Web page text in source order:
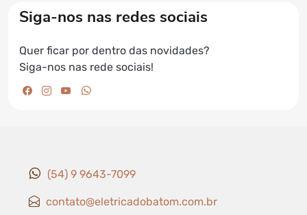
Siga-nos nas redes sociais
Quer ficar por dentro das novidades?
Siga-nos nas rede sociais!
facebook da Elétrica do Batom
instagram da Elétrica do Batom
youtube da Elétrica do Batom
(54) 9 9643-7099
contato@eletricadobatom.com.br